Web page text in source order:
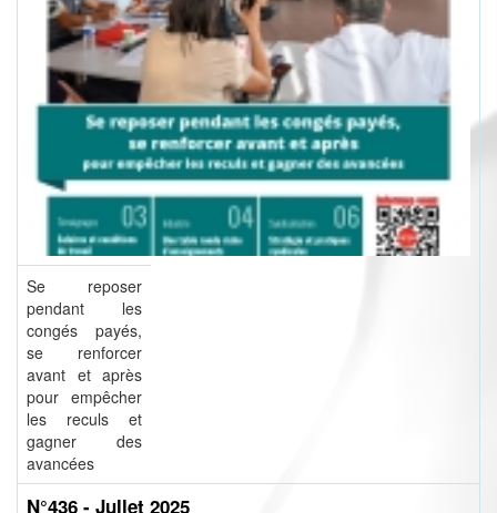
Se reposer
pendant les
congés payés,
se renforcer
avant et après
pour empêcher
les reculs et
gagner des
avancées
N°436 - Jullet 2025